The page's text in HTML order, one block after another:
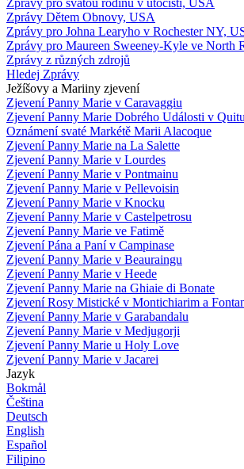
Zprávy Dětem Obnovy, USA
Zprávy pro Johna Learyho v Rochester NY,
Zprávy pro Maureen Sweeney-Kyle ve North
Zprávy z různých zdrojů
Hledej Zprávy
Ježíšovy a Mariiny zjevení
Zjevení Panny Marie v Caravaggiu
Zjevení Panny Marie Dobrého Události v Quitu
Oznámení svaté Markétě Marii Alacoque
Zjevení Panny Marie na La Salette
Zjevení Panny Marie v Lourdes
Zjevení Panny Marie v Pontmainu
Zjevení Panny Marie v Pellevoisin
Zjevení Panny Marie v Knocku
Zjevení Panny Marie v Castelpetrosu
Zjevení Panny Marie ve Fatimě
Zjevení Pána a Paní v Campinase
Zjevení Panny Marie v Beauraingu
Zjevení Panny Marie v Heede
Zjevení Panny Marie na Ghiaie di Bonate
Zjevení Rosy Mistické v Montichiarim a
Zjevení Panny Marie v Garabandalu
Zjevení Panny Marie v Medjugorji
Zjevení Panny Marie u Holy Love
Zjevení Panny Marie v Jacarei
Jazyk
Bokmål
Čeština
Deutsch
English
Español
Filipino